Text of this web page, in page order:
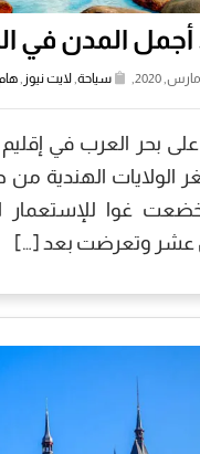
أجمل المدن في
سياحة,لايت نيوز ,هام
بحر العرب في
الولايات الهندية
غوا للإستعمار
عشر وتعرضت بعد […]